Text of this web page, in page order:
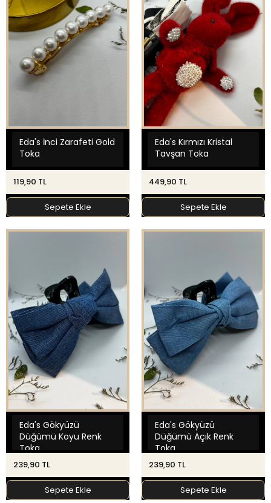
Eda's İnci Zarafeti Gold
Toka
119,90 TL
Sepete Ekle
Eda's Kırmızı Kristal
Tavşan Toka
449,90 TL
Sepete Ekle
Eda's Gökyüzü
Düğümü Koyu Renk
Toka
239,90 TL
Sepete Ekle
Eda's Gökyüzü
Düğümü Açık Renk
Toka
239,90 TL
Sepete Ekle